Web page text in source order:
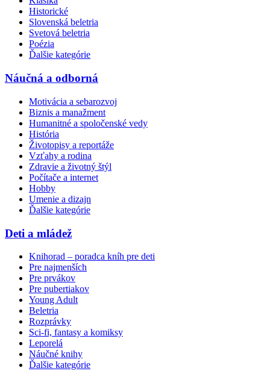
Historické
Slovenská beletria
Svetová beletria
Poézia
Ďalšie kategórie
Náučná a odborná
Motivácia a sebarozvoj
Biznis a manažment
Humanitné a spoločenské vedy
História
Životopisy a reportáže
Vzťahy a rodina
Zdravie a životný štýl
Počítače a internet
Hobby
Umenie a dizajn
Ďalšie kategórie
Deti a mládež
Knihorad – poradca kníh pre deti
Pre najmenších
Pre prvákov
Pre pubertiakov
Young Adult
Beletria
Rozprávky
Sci-fi, fantasy a komiksy
Leporelá
Náučné knihy
Ďalšie kategórie